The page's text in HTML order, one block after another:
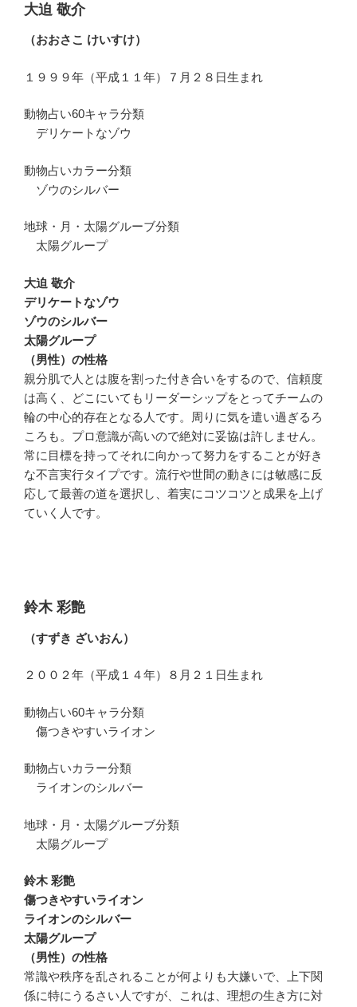
大迫 敬介
（おおさこ けいすけ）
１９９９年（平成１１年）７月２８日生まれ
動物占い60キャラ分類
デリケートなゾウ
動物占いカラー分類
ゾウのシルバー
地球・月・太陽グルーブ分類
太陽グループ
大迫 敬介
デリケートなゾウ
ゾウのシルバー
太陽グループ
（男性）の性格
親分肌で人とは腹を割った付き合いをするので、信頼度
は高く、どこにいてもリーダーシップをとってチームの
輪の中心的存在となる人です。周りに気を遣い過ぎるろ
ころも。プロ意識が高いので絶対に妥協は許しません。
常に目標を持ってそれに向かって努力をすることが好き
な不言実行タイプです。流行や世間の動きには敏感に反
応して最善の道を選択し、着実にコツコツと成果を上げ
ていく人です。
鈴木 彩艶
（すずき ざいおん）
２００２年（平成１４年）８月２１日生まれ
動物占い60キャラ分類
傷つきやすいライオン
動物占いカラー分類
ライオンのシルバー
地球・月・太陽グルーブ分類
太陽グループ
鈴木 彩艶
傷つきやすいライオン
ライオンのシルバー
太陽グループ
（男性）の性格
常識や秩序を乱されることが何よりも大嫌いで、上下関
係に特にうるさい人ですが、これは、理想の生き方に対